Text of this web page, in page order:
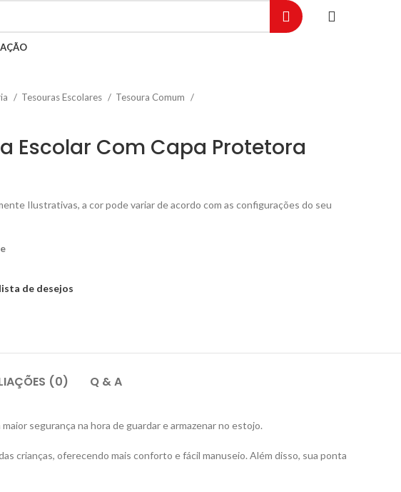
Tesouras Escolares Tesoura Comum
Escolar Com Capa Protetora
Ilustrativas, a cor pode variar de acordo com as configurações do seu
de desejos
(0) Q & A
segurança na hora de guardar e armazenar no estojo.
crianças, oferecendo mais conforto e fácil manuseio. Além disso, sua ponta